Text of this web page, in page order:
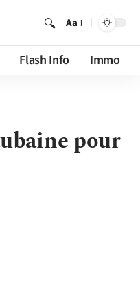
Aa
Flash Info Immo
pour